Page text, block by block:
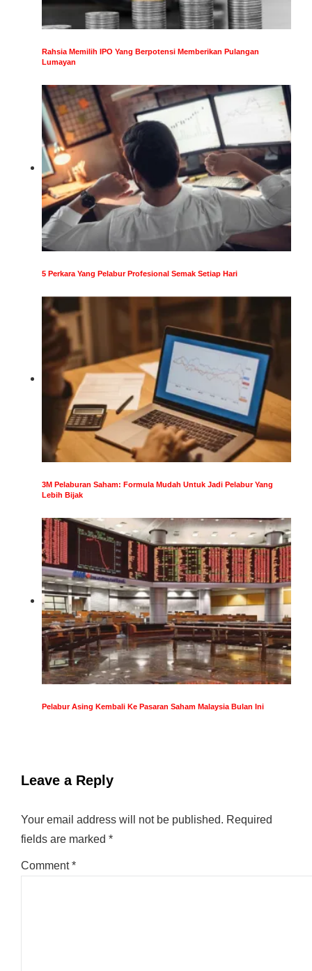
Rahsia Memilih IPO Yang Berpotensi Memberikan Pulangan
Lumayan
5 Perkara Yang Pelabur Profesional Semak Setiap Hari
3M Pelaburan Saham: Formula Mudah Untuk Jadi Pelabur Yang
Lebih Bijak
Pelabur Asing Kembali Ke Pasaran Saham Malaysia Bulan Ini
Leave a Reply
Your email address will not be published. Required
fields are marked *
Comment*